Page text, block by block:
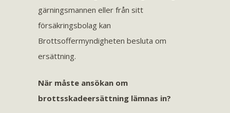
gärningsmannen eller från sitt
försäkringsbolag kan
Brottsoffermyndigheten besluta om
ersättning.
När måste ansökan om
brottsskadeersättning lämnas in?